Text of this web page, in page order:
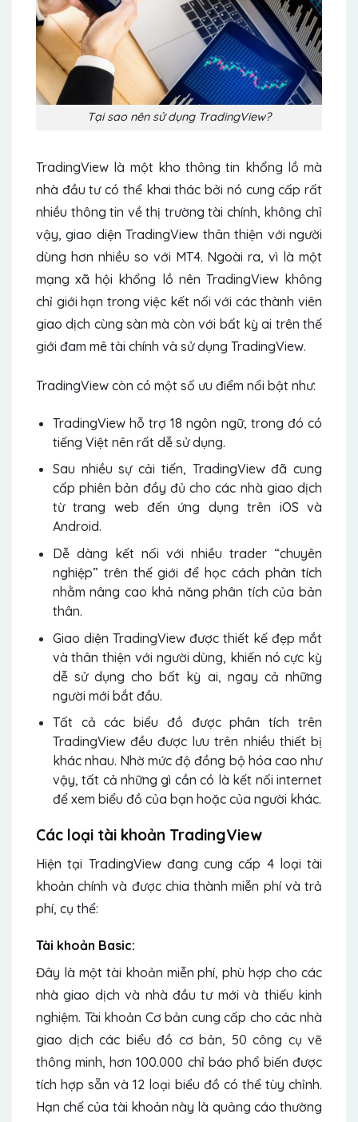
Tại sao nên sử dụng TradingView?
TradingView là một kho thông tin khổng lồ mà
nhà đầu tư có thể khai thác bởi nó cung cấp rất
nhiều thông tin về thị trường tài chính, không chỉ
vậy, giao diện TradingView thân thiện với người
dùng hơn nhiều so với MT4. Ngoài ra, vì là một
mạng xã hội khổng lồ nên TradingView không
chỉ giới hạn trong việc kết nối với các thành viên
giao dịch cùng sàn mà còn với bất kỳ ai trên thế
giới đam mê tài chính và sử dụng TradingView.
TradingView còn có một số ưu điểm nổi bật như:
TradingView hỗ trợ 18 ngôn ngữ, trong đó có
tiếng Việt nên rất dễ sử dụng.
Sau nhiều sự cải tiến, TradingView đã cung
cấp phiên bản đầy đủ cho các nhà giao dịch
từ trang web đến ứng dụng trên iOS và
Android.
Dễ dàng kết nối với nhiều trader “chuyên
nghiệp” trên thế giới để học cách phân tích
nhằm nâng cao khả năng phân tích của bản
thân.
Giao diện TradingView được thiết kế đẹp mắt
và thân thiện với người dùng, khiến nó cực kỳ
dễ sử dụng cho bất kỳ ai, ngay cả những
người mới bắt đầu.
Tất cả các biểu đồ được phân tích trên
TradingView đều được lưu trên nhiều thiết bị
khác nhau. Nhờ mức độ đồng bộ hóa cao như
vậy, tất cả những gì cần có là kết nối internet
để xem biểu đồ của bạn hoặc của người khác.
Các loại tài khoản TradingView
Hiện tại TradingView đang cung cấp 4 loại tài
khoản chính và được chia thành miễn phí và trả
phí, cụ thể:
Tài khoản Basic:
Đây là một tài khoản miễn phí, phù hợp cho các
nhà giao dịch và nhà đầu tư mới và thiếu kinh
nghiệm. Tài khoản Cơ bản cung cấp cho các nhà
giao dịch các biểu đồ cơ bản, 50 công cụ vẽ
thông minh, hơn 100.000 chỉ báo phổ biến được
tích hợp sẵn và 12 loại biểu đồ có thể tùy chỉnh.
Hạn chế của tài khoản này là quảng cáo thường